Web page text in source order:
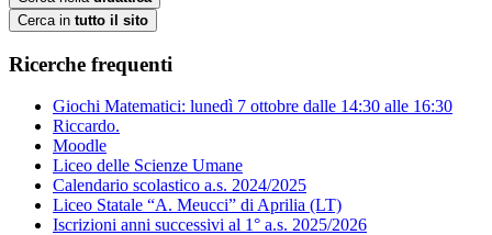
Cerca in tutto il sito
Ricerche frequenti
Giochi Matematici: lunedì 7 ottobre dalle 14:30 alle 16:30
Riccardo.
Moodle
Liceo delle Scienze Umane
Calendario scolastico a.s. 2024/2025
Liceo Statale “A. Meucci” di Aprilia (LT)
Iscrizioni anni successivi al 1° a.s. 2025/2026